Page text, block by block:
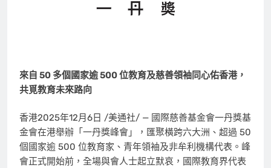
來自 50 多個國家逾 500 位教育及慈善領袖同心佑香港，
共覓教育未來路向
香港2025年12月6日 /美通社/ — 國際慈善基金會一丹獎基
金會在港舉辦「一丹獎峰會」，匯聚橫跨六大洲、超過 50
個國家逾 500 位教育家、青年領袖及非牟利機構代表。峰
會正式開始前，全場與會人士起立默哀，國際教育界代表